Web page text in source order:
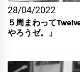
28/04/2022
５周まわって
やろうゼ。」